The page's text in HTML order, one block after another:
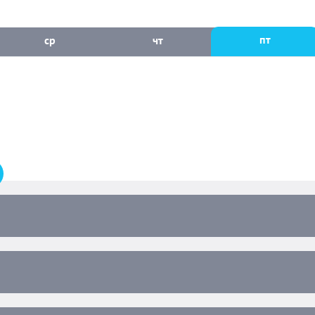
ср чт пт